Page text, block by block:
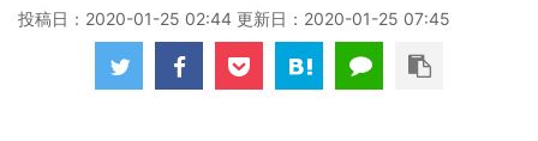
投稿日：2020-01-25 02:44 更新日： 2020-01-25 07:45